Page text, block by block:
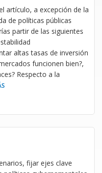
artículo, a excepción de la
de políticas públicas
partir de las siguientes
altas tasas de inversión
funcionen bien?,
Respecto a la
fijar ejes clave